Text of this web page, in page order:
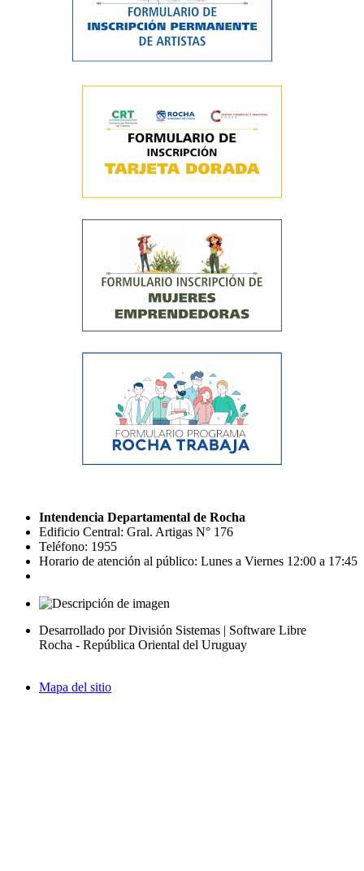
Intendencia Departamental de Rocha
Edificio Central: Gral. Artigas N° 176
Teléfono: 1955
Horario de atención al público: Lunes a Viernes 12:00 a 17:45
Desarrollado por División Sistemas | Software Libre
Rocha - República Oriental del Uruguay
Mapa del sitio